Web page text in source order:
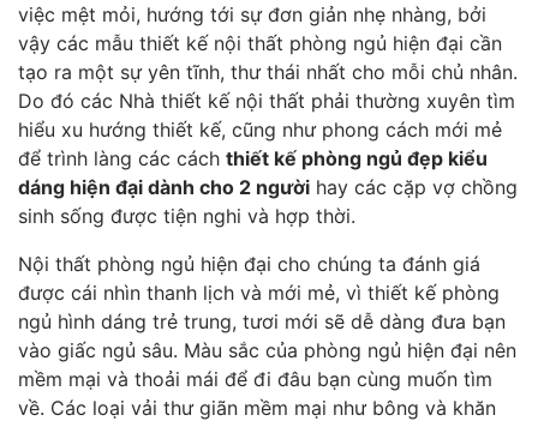
việc mệt mỏi, hướng tới sự đơn giản nhẹ nhàng, bởi
vậy các mẫu thiết kế nội thất phòng ngủ hiện đại cần
tạo ra một sự yên tĩnh, thư thái nhất cho mỗi chủ nhân.
Do đó các Nhà thiết kế nội thất phải thường xuyên tìm
hiểu xu hướng thiết kế, cũng như phong cách mới mẻ
để trình làng các cách thiết kế phòng ngủ đẹp kiểu
dáng hiện đại dành cho 2 người hay các cặp vợ chồng
sinh sống được tiện nghi và hợp thời.
Nội thất phòng ngủ hiện đại cho chúng ta đánh giá
được cái nhìn thanh lịch và mới mẻ, vì thiết kế phòng
ngủ hình dáng trẻ trung, tươi mới sẽ dễ dàng đưa bạn
vào giấc ngủ sâu. Màu sắc của phòng ngủ hiện đại nên
mềm mại và thoải mái để đi đâu bạn cùng muốn tìm
về. Các loại vải thư giãn mềm mại như bông và khăn